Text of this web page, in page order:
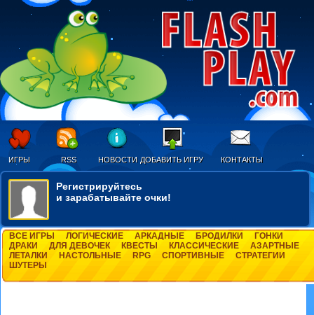
ИГРЫ RSS НОВОСТИ ДОБАВИТЬ ИГРУ КОНТАКТЫ
Регистрируйтесь
и зарабатывайте очки!
ВСЕ ИГРЫ ЛОГИЧЕСКИЕ АРКАДНЫЕ БРОДИЛКИ
ГОНКИ
ДРАКИ
ДЛЯ ДЕВОЧЕК КВЕСТЫ КЛАССИЧЕСКИЕ
АЗАРТНЫЕ
ЛЕТАЛКИ
НАСТОЛЬНЫЕ RPG СПОРТИВНЫЕ
СТРАТЕГИИ
ШУТЕРЫ